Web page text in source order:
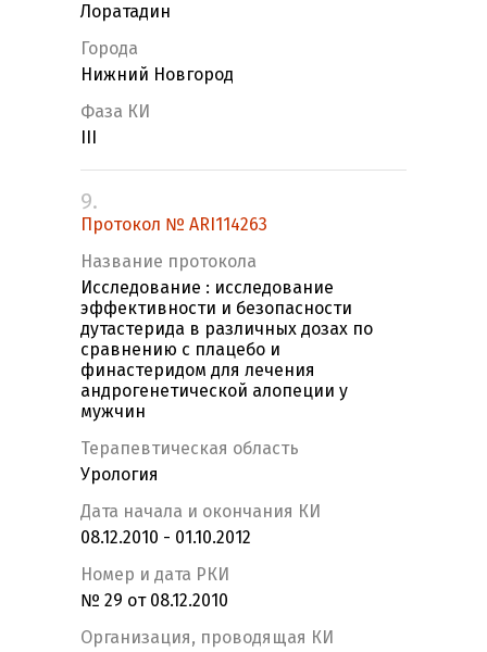
Лоратадин
Города
Нижний Новгород
Фаза КИ
9.
Протокол № ARI114263
Название протокола
Исследование : исследование
эффективности и безопасности
дутастерида в различных дозах по
сравнению с плацебо и
финастеридом для лечения
андрогенетической алопеции у
мужчин
Терапевтическая область
Урология
Дата начала и окончания КИ
08.12.2010 - 01.10.2012
Номер и дата РКИ
№ 29 от 08.12.2010
Организация, проводящая КИ